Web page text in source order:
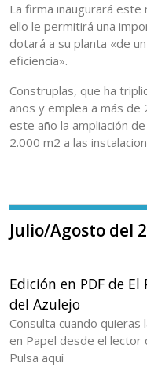
La firma inaugurará
ello le permitirá una
dotará a su planta «de
eficiencia».
Construplas, que ha
años y emplea a más
este año la ampliación
2.000 m2 a las
Julio/Agosto del
Edición en PDF de El
del Azulejo
Consulta cuando quieras
en Papel desde el lector
Pulsa aquí